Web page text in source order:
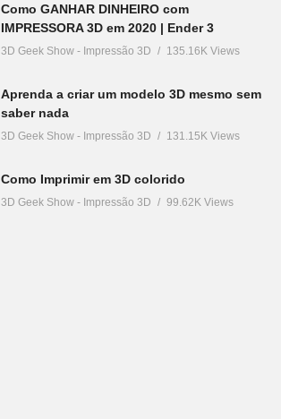
Como GANHAR DINHEIRO com
IMPRESSORA 3D em 2020 | Ender 3
3D Geek Show - Impressão 3D 135.16K Views
Aprenda a criar um modelo 3D mesmo sem
saber nada
3D Geek Show - Impressão 3D 131.15K Views
Como Imprimir em 3D colorido
3D Geek Show - Impressão 3D 99.62K Views